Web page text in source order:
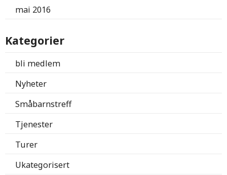
mai 2016
Kategorier
bli medlem
Nyheter
Småbarnstreff
Tjenester
Turer
Ukategorisert